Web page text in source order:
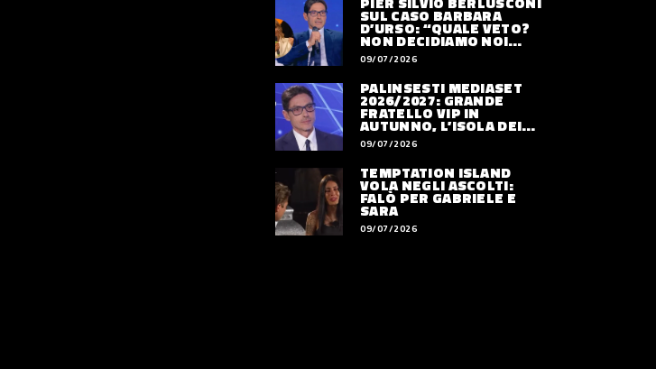
SUL CASO BARBARA
D’URSO: “QUALE VETO?
NON DECIDIAMO NOI
DOVE LAVORERÀ”
09/07/2026
PALINSESTI MEDIASET
2026/2027: GRANDE
FRATELLO VIP IN
AUTUNNO, L’ISOLA DEI
FAMOSI SLITTA AL 2027
09/07/2026
TEMPTATION ISLAND
VOLA NEGLI ASCOLTI:
FALÒ PER GABRIELE E
SARA
09/07/2026